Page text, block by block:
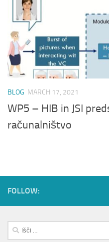
BLOG MARCH 17, 2021
WP5 – HIB in JSI
računalništvo
FOLLOW:
Išči: